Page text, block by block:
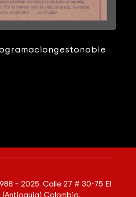
– 2025. Calle 27 # 30-75 El
Colombia.